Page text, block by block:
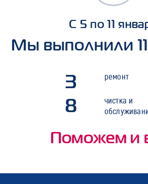
С 5 по 11
Мы выполнили
3 ремонт
8
чистка и
Поможем и